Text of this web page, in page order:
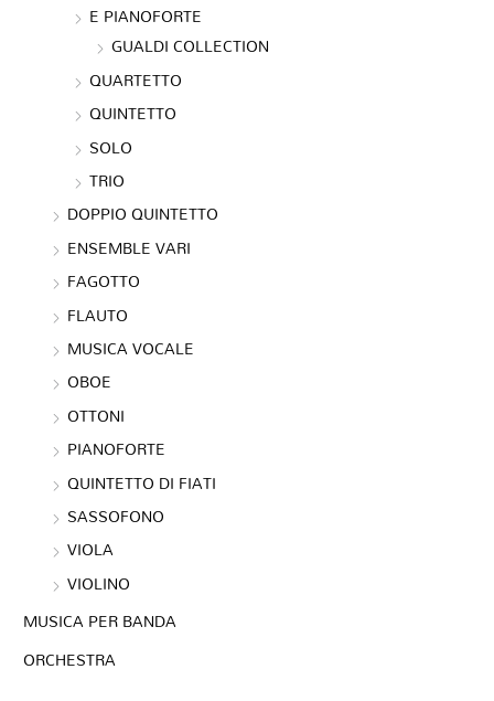
E PIANOFORTE
GUALDI COLLECTION
QUARTETTO
QUINTETTO
SOLO
TRIO
DOPPIO QUINTETTO
ENSEMBLE VARI
FAGOTTO
FLAUTO
MUSICA VOCALE
OBOE
OTTONI
PIANOFORTE
QUINTETTO DI FIATI
SASSOFONO
VIOLA
VIOLINO
MUSICA PER BANDA
ORCHESTRA